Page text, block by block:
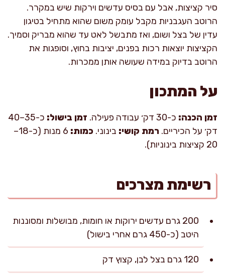
סיר קציצות, אבל עם בסיס עדשים וירקות שיש במקרר.
הרוטב העגבניות מקבל עומק משום שהוא מתחיל בטיגון
עדין של בצל ושום, ואז מתבשל לאט עד שהוא מבריק וסמיך.
הקציצות יוצאות רכות בפנים, יציבות בחוץ, וסופגות את
הרוטב בדיוק במידה שעושה אותן ממכרות.
על המתכון
זמן הכנה: כ-30 דק׳ עבודה פעילה. זמן בישול:
כ-35–40
דק׳ על הכיריים. רמת קושי: בינוני. כמות:
6 מנות (כ-18–
20 קציצות בינוניות).
רשימת מצרכים
200 גרם עדשים ירוקות או חומות, מבושלות ומסוננות
היטב (כ-450 גרם אחרי בישול)
120 גרם בצל לבן, קצוץ דק